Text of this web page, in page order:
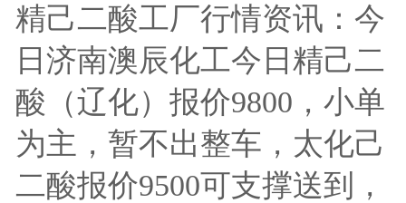
精己二酸工厂行情资讯：今
日济南澳辰化工今日精己二
酸（辽化）报价9800，小单
为主，暂不出整车，太化己
二酸报价9500可支撑送到，